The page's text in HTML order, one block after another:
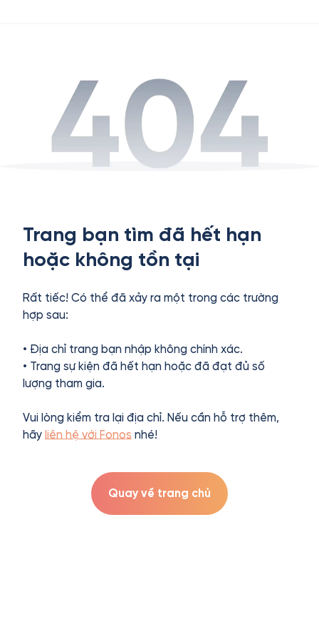
Trang bạn tìm đã hết hạn
hoặc không tồn tại
Rất tiếc! Có thể đã xảy ra một trong các trường
hợp sau:
• Địa chỉ trang bạn nhập không chính xác.
• Trang sự kiện đã hết hạn hoặc đã đạt đủ số
lượng tham gia.
Vui lòng kiểm tra lại địa chỉ. Nếu cần hỗ trợ thêm,
hãy liên hệ với Fonos nhé!
Quay về trang chủ